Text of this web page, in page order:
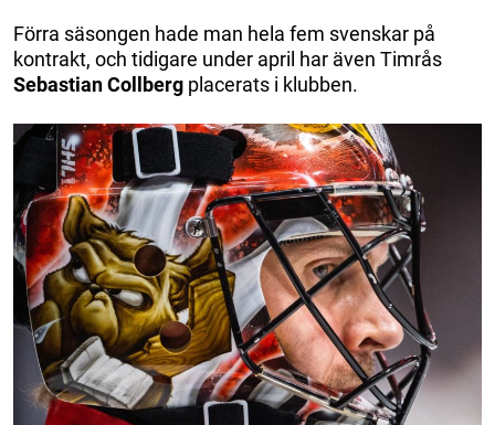
Förra säsongen hade man hela fem svenskar på
kontrakt, och tidigare under april har även Timrås
Sebastian Collberg placerats i klubben.